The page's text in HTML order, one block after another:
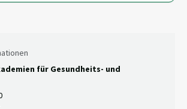
für Gesundheits- und